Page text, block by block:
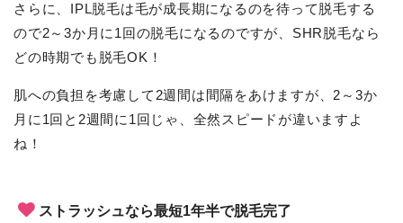
さらに、IPL脱毛は毛が成長期になるのを待って脱毛する
ので2～3か月に1回の脱毛になるのですが、SHR脱毛なら
どの時期でも脱毛OK！
肌への負担を考慮して2週間は間隔をあけますが、2～3か
月に1回と2週間に1回じゃ、全然スピードが違いますよ
ね！
ストラッシュなら最短1年半で脱毛完了